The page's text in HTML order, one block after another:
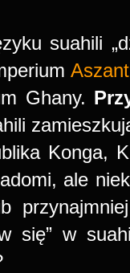
suahili
Ghany.
Konga,
ale
się” w